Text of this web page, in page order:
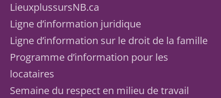
LieuxplussursNB.ca
Ligne d’information juridique
Ligne d’information sur le droit de la famille
Programme d’information pour les
locataires
Semaine du respect en milieu de travail